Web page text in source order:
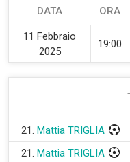
DATA ORA
11 Febbraio
2025
19:00
21. Mattia TRIGLIA
21. Mattia TRIGLIA